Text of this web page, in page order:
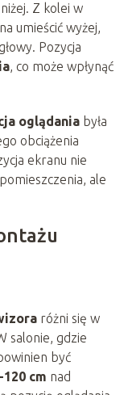
Z kolei w
umieścić wyżej,
Pozycja
, co może wpłynąć
oglądaniabyła
obciążenia
ekranu nie
ale
różni się w
salonie, gdzie
być
120 cm nad